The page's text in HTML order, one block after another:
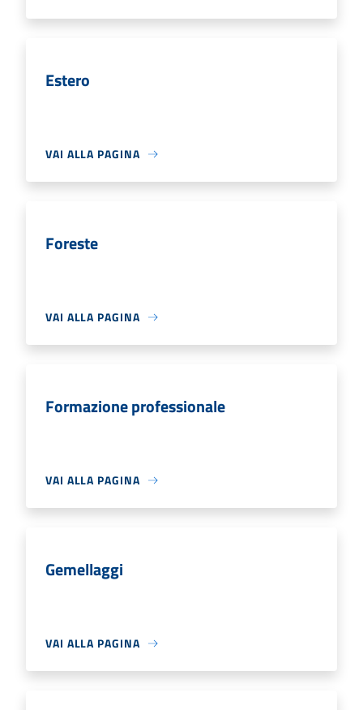
Estero
VAI ALLA PAGINA
Foreste
VAI ALLA PAGINA
Formazione professionale
VAI ALLA PAGINA
Gemellaggi
VAI ALLA PAGINA